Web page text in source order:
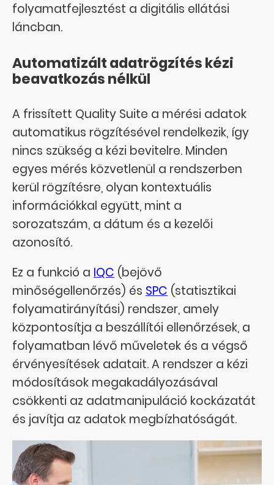
folyamatfejlesztést a digitális ellátási
láncban.
Automatizált adatrögzítés kézi
beavatkozás nélkül
A frissített Quality Suite a mérési adatok
automatikus rögzítésével rendelkezik, így
nincs szükség a kézi bevitelre. Minden
egyes mérés közvetlenül a rendszerben
kerül rögzítésre, olyan kontextuális
információkkal együtt, mint a
sorozatszám, a dátum és a kezelői
azonosító.
Ez a funkció a IQC (bejövő
minőségellenőrzés) és SPC (statisztikai
folyamatirányítási) rendszer, amely
központosítja a beszállítói ellenőrzések, a
folyamatban lévő műveletek és a végső
érvényesítések adatait. A rendszer a kézi
módosítások megakadályozásával
csökkenti az adatmanipuláció kockázatát
és javítja az adatok megbízhatóságát.